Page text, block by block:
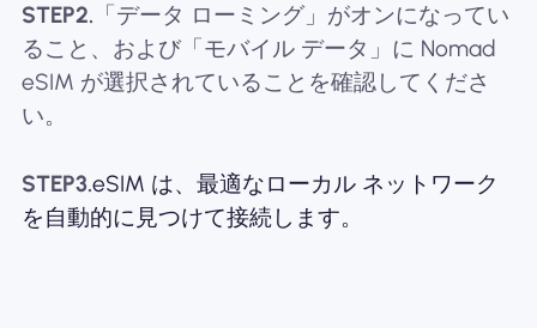
STEP2. 「データ ローミング」がオンになってい
ること、および「モバイル データ」に Nomad
eSIM が選択されていることを確認してくださ
い。
STEP3.eSIM は、最適なローカル ネットワーク
を自動的に見つけて接続します。